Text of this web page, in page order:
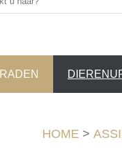
HOME >